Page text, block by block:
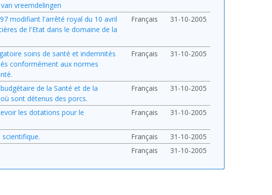
vreemdelingen
modifiant l'arrêté royal du 10 avril
de l'Etat dans le domaine de la
Français 31-10-2005
soins de santé et indemnités
conformément aux normes
Français 31-10-2005
de la Santé et de la
sont détenus des porcs.
Français 31-10-2005
les dotations pour le
Français 31-10-2005
Français
31-10-2005
Français 31-10-2005